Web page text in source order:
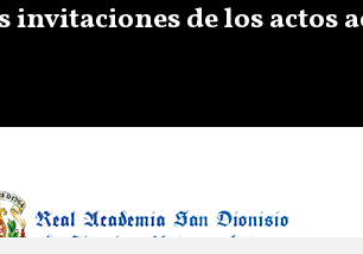
invitaciones de los actos